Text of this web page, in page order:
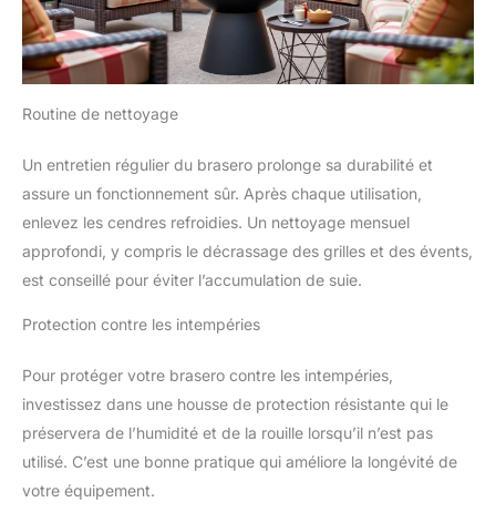
Routine de nettoyage
Un entretien régulier du brasero prolonge sa durabilité et
assure un fonctionnement sûr. Après chaque utilisation,
enlevez les cendres refroidies. Un nettoyage mensuel
approfondi, y compris le décrassage des grilles et des évents,
est conseillé pour éviter l’accumulation de suie.
Protection contre les intempéries
Pour protéger votre brasero contre les intempéries,
investissez dans une housse de protection résistante qui le
préservera de l’humidité et de la rouille lorsqu’il n’est pas
utilisé. C’est une bonne pratique qui améliore la longévité de
votre équipement.